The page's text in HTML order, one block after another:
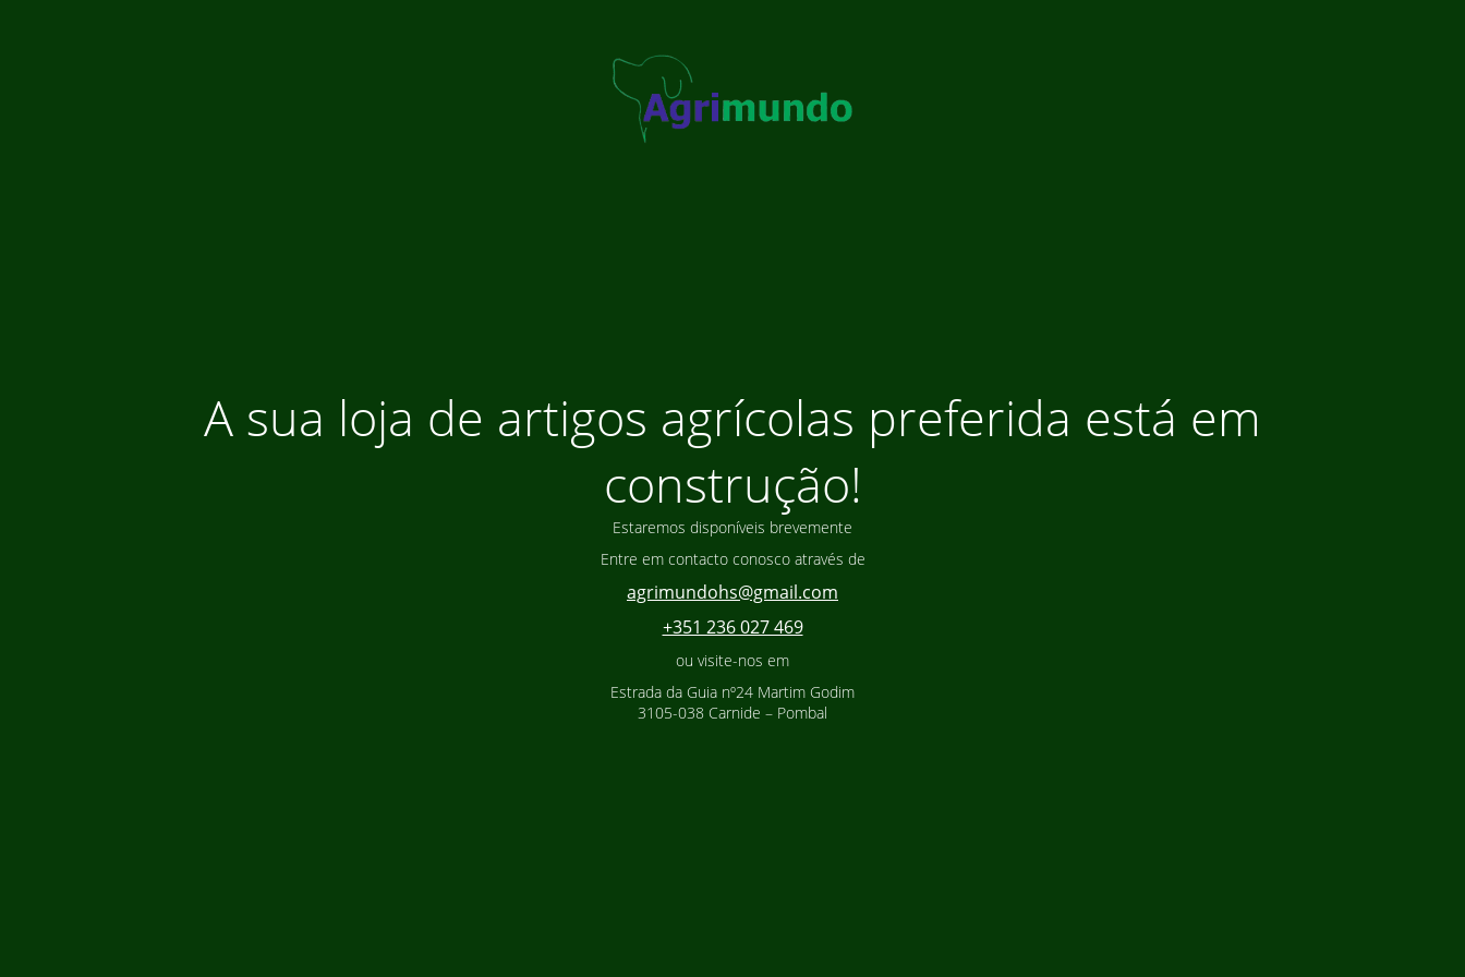
A sua loja de artigos agrícolas preferida está em
construção!
Estaremos disponíveis brevemente
Entre em contacto conosco através de
agrimundohs@gmail.com
+351 236 027 469
ou visite-nos em
Estrada da Guia nº24 Martim Godim
3105-038 Carnide – Pombal